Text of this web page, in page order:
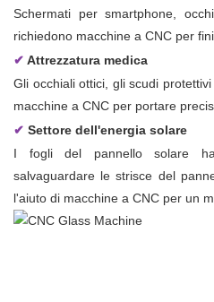
Schermati per smartphone,
richiedono macchine a CNC per
✔ Attrezzatura medica
Gli occhiali ottici, gli scudi
macchine a CNC per portare
✔ Settore dell'energia solare
I fogli del pannello solare
salvaguardare le strisce del
l'aiuto di macchine a CNC per un